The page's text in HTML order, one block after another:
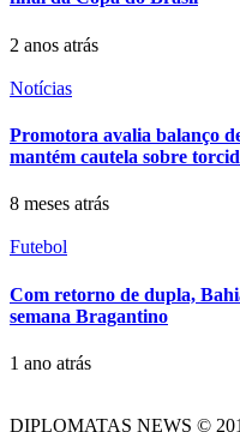
2 anos atrás
Notícias
Promotora avalia balanço
mantém cautela sobre
8 meses atrás
Futebol
Com retorno de dupla,
semana Bragantino
1 ano atrás
DIPLOMATAS NEWS ©